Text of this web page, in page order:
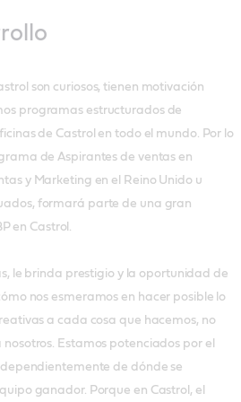
son curiosos, tienen motivación
programas estructurados de
de Castrol en todo el mundo. Por lo
de Aspirantes de ventas en
y Marketing en el Reino Unido u
formará parte de una gran
en Castrol.
le brinda prestigio y la oportunidad de
nos esmeramos en hacer posible lo
a cada cosa que hacemos, no
Estamos potenciados por el
de dónde se
ganador. Porque en Castrol, el